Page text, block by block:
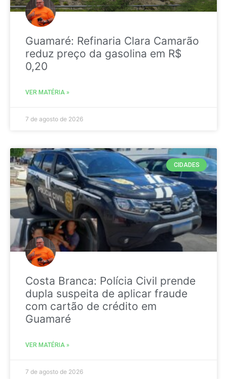
Guamaré: Refinaria Clara Camarão
reduz preço da gasolina em R$
0,20
VER MATÉRIA »
7 de agosto de 2026
CIDADES
Costa Branca: Polícia Civil prende
dupla suspeita de aplicar fraude
com cartão de crédito em
Guamaré
VER MATÉRIA »
7 de agosto de 2026